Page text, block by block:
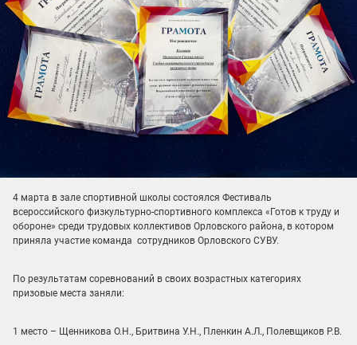
4 марта в зале спортивной школы состоялся Фестиваль
всероссийского физкультурно-спортивного комплекса «Готов к труду и
обороне» среди трудовых коллективов Орловского района, в котором
приняла участие команда сотрудников Орловского СУВУ.
По результатам соревнований в своих возрастных категориях
призовые места заняли:
1 место – Щенникова О.Н., Бритвина У.Н., Пленкин А.Л., Полевщиков Р.В.